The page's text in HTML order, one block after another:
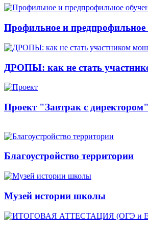
Профильное и предпрофильное
ДРОПЫ: как не стать
Проект "Завтрак с директором"
Благоустройство территории
Музей истории школы